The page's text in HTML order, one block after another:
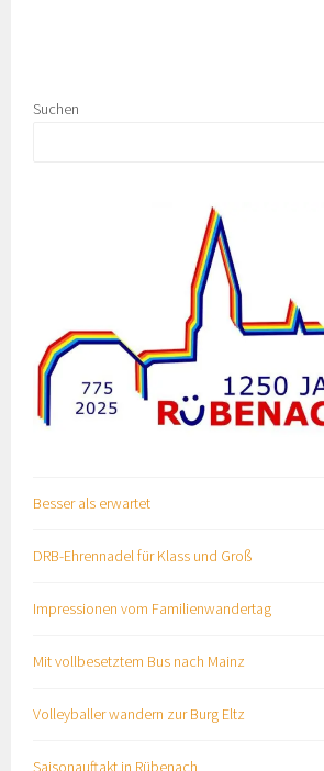
Suchen
Besser als erwartet
DRB-Ehrennadel für Klass und Groß
Impressionen vom Familienwandertag
Mit vollbesetztem Bus nach Mainz
Volleyballer wandern zur Burg Eltz
Saisonauftakt in Rübenach